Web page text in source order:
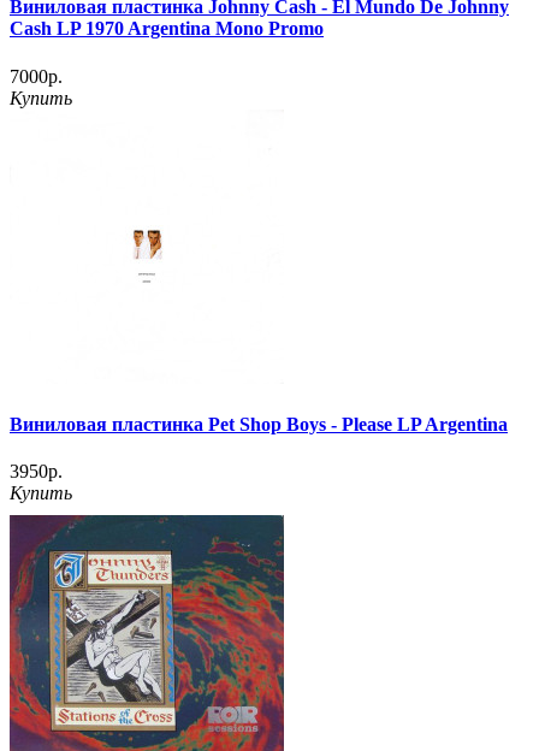
Виниловая пластинка Johnny Cash - El Mundo De Johnny
Cash LP 1970 Argentina Mono Promo
7000р.
Купить
Виниловая пластинка Pet Shop Boys - Please LP Argentina
3950р.
Купить